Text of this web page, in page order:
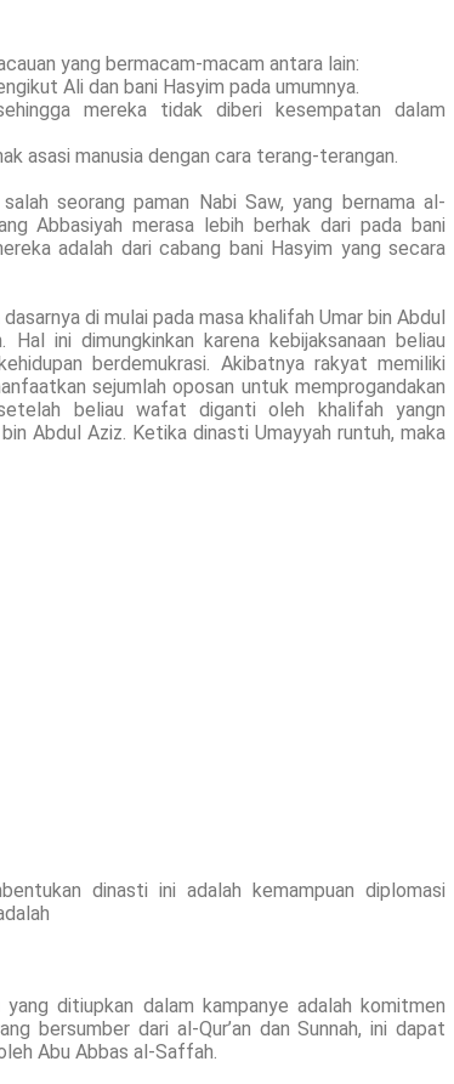
yang bermacam-macam antara lain:
Ali dan bani Hasyim pada umumnya.
mereka tidak diberi kesempatan dalam
asasi manusia dengan cara terang-terangan.
seorang paman Nabi Saw, yang bernama al-
Abbasiyah merasa lebih berhak dari pada bani
adalah dari cabang bani Hasyim yang secara
di mulai pada masa khalifah Umar bin Abdul
ini dimungkinkan karena kebijaksanaan beliau
berdemukrasi. Akibatnya rakyat memiliki
sejumlah oposan untuk memprogandakan
beliau wafat diganti oleh khalifah yangn
Abdul Aziz. Ketika dinasti Umayyah runtuh, maka
dinasti ini adalah kemampuan diplomasi
ditiupkan dalam kampanye adalah komitmen
bersumber dari al-Qur’an dan Sunnah, ini dapat
Abu Abbas al-Saffah.